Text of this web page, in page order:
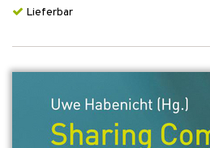
Lieferbar